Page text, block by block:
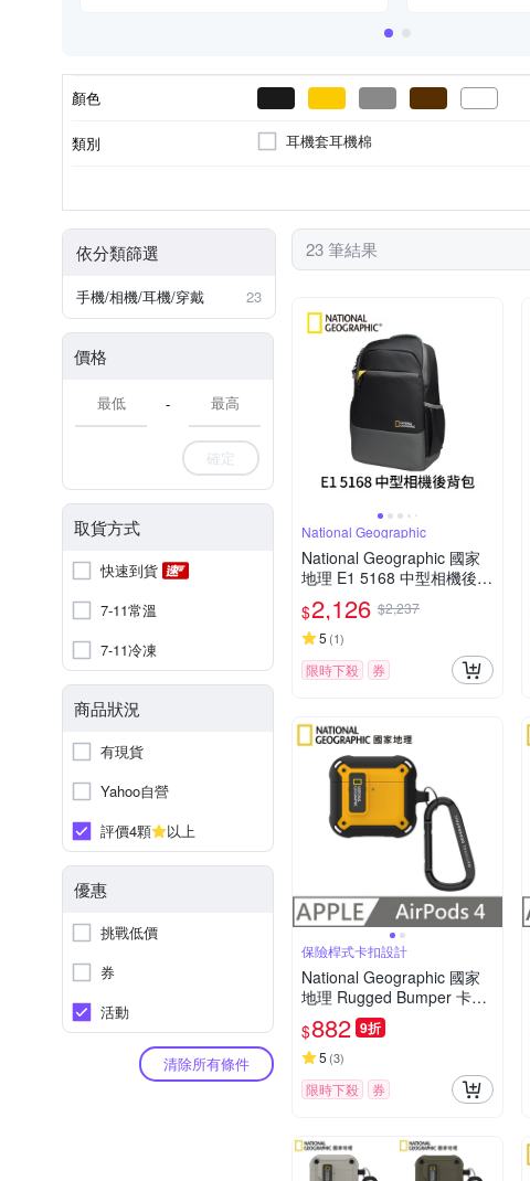
顏色
類別 耳機套耳機棉
依分類篩選
手機/相機/耳機/穿戴 23
價格
-
確定
取貨方式
快速到貨
7-11常溫
7-11冷凍
商品狀況
有現貨
Yahoo自營
評價4顆
以上
優惠
挑戰低價
券
活動
清除所有條件
23 筆結果
National Geographic
National Geographic 國家
地理 E1 5168 中型相機後背
包
$2,126 $2,237
5 (1)
限時下殺 券
保險桿式卡扣設計
National Geographic 國家
地理 Rugged Bumper 卡扣
式 耳機保護殼 適用 AirPods
4 - 黃色
$882 9折
5 (3)
限時下殺 券